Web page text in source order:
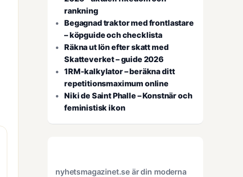
rankning
Begagnad traktor med frontlastare
– köpguide och checklista
Räkna ut lön efter skatt med
Skatteverket – guide 2026
1RM-kalkylator – beräkna ditt
repetitionsmaximum online
Niki de Saint Phalle – Konstnär och
feministisk ikon
nyhetsmagazinet.se är din moderna